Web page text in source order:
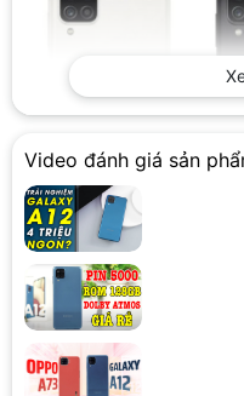
Samsung A12 mặc dù có
chất liệu nhựa nhưng lại
chính xác nên vẫn mang
chạm. Máy được hỗ trợ
khóa điện thoại nhanh
Video đánh giá sản